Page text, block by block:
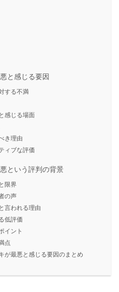
と感じる要因
する不満
感じる場面
き理由
ィブな評価
という評判の背景
限界
の声
言われる理由
低評価
イント
点
が最悪と感じる要因のまとめ